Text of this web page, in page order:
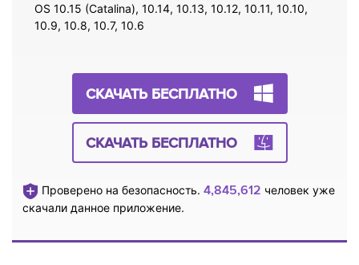
OS 10.15 (Catalina), 10.14, 10.13, 10.12, 10.11, 10.10,
10.9, 10.8, 10.7, 10.6
СКАЧАТЬ БЕСПЛАТНО
СКАЧАТЬ БЕСПЛАТНО
Проверено на безопасность. 4,845,615 человек уже
скачали данное приложение.